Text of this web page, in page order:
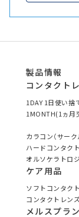
製品情報
コンタクト
1DAY 1日使い捨
1MONTH(1ヵ月
カラコン（サーク
ハードコンタク
オルソケラトロ
ケア用品
ソフトコンタク
コンタクトレン
メルスプラン